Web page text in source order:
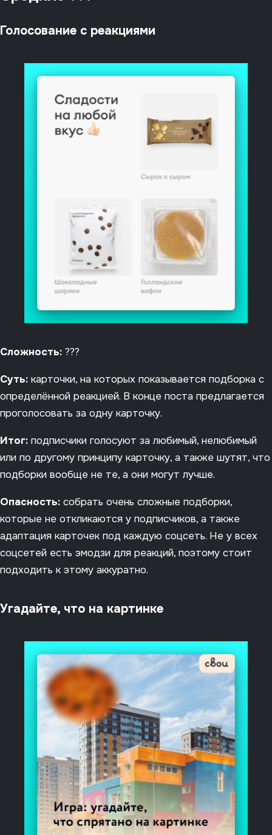
Голосование с реакциями
Сложность: ???
Суть: карточки, на которых показывается подборка с
определённой реакцией. В конце поста предлагается
проголосовать за одну карточку.
Итог: подписчики голосуют за любимый, нелюбимый
или по другому принципу карточку, а также шутят, что
подборки вообще не те, а они могут лучше.
Опасность: собрать очень сложные подборки,
которые не откликаются у подписчиков, а также
адаптация карточек под каждую соцсеть. Не у всех
соцсетей есть эмодзи для реакций, поэтому стоит
подходить к этому аккуратно.
Угадайте, что на картинке